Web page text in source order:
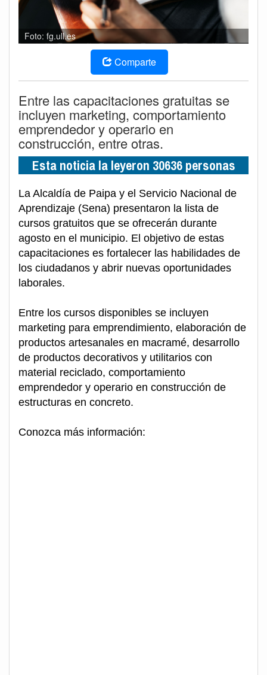
Foto: fg.ull.es
Comparte
Entre las capacitaciones gratuitas se
incluyen marketing, comportamiento
emprendedor y operario en
construcción, entre otras.
Esta noticia la leyeron 30636 personas
La Alcaldía de Paipa y el Servicio Nacional de
Aprendizaje (Sena) presentaron la lista de
cursos gratuitos que se ofrecerán durante
agosto en el municipio. El objetivo de estas
capacitaciones es fortalecer las habilidades de
los ciudadanos y abrir nuevas oportunidades
laborales.
Entre los cursos disponibles se incluyen
marketing para emprendimiento, elaboración de
productos artesanales en macramé, desarrollo
de productos decorativos y utilitarios con
material reciclado, comportamiento
emprendedor y operario en construcción de
estructuras en concreto.
Conozca más información: